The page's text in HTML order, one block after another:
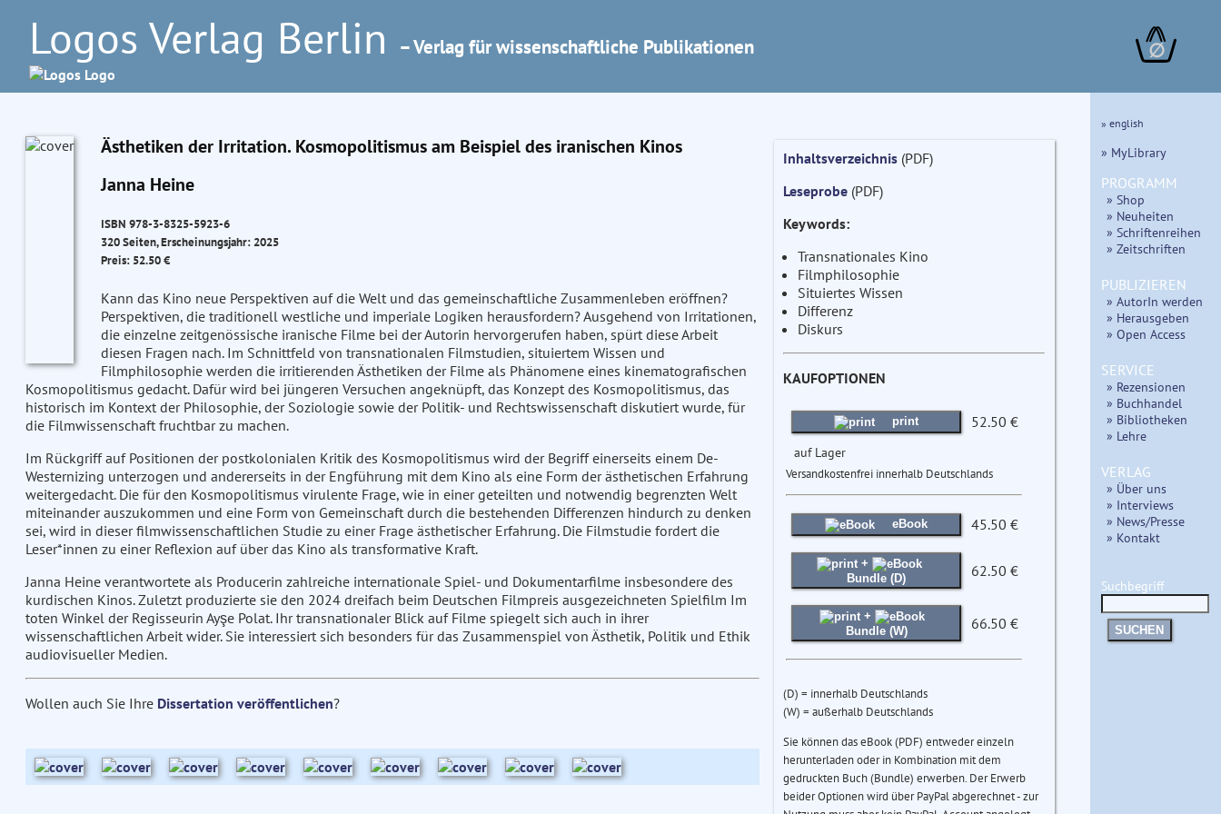
Logos Verlag Berlin – Verlag für wissenschaftliche Publikationen ∅
Ästhetiken der Irritation. Kosmopolitismus am Beispiel des iranischen Kinos
Janna Heine
ISBN 978-3-8325-5923-6
320 Seiten, Erscheinungsjahr: 2025
Preis: 52.50 €
Kann das Kino neue Perspektiven auf die Welt und das gemeinschaftliche Zusammenleben eröffnen?
Perspektiven, die traditionell westliche und imperiale Logiken herausfordern? Ausgehend von Irritationen,
die einzelne zeitgenössische iranische Filme bei der Autorin hervorgerufen haben, spürt diese Arbeit
diesen Fragen nach. Im Schnittfeld von transnationalen Filmstudien, situiertem Wissen und
Filmphilosophie werden die irritierenden Ästhetiken der Filme als Phänomene eines kinematografischen
Kosmopolitismus gedacht. Dafür wird bei jüngeren Versuchen angeknüpft, das Konzept des Kosmopolitismus, das
historisch im Kontext der Philosophie, der Soziologie sowie der Politik- und Rechtswissenschaft diskutiert wurde, für
die Filmwissenschaft fruchtbar zu machen.
Im Rückgriff auf Positionen der postkolonialen Kritik des Kosmopolitismus wird der Begriff einerseits einem De-
Westernizing unterzogen und andererseits in der Engführung mit dem Kino als eine Form der ästhetischen Erfahrung
weitergedacht. Die für den Kosmopolitismus virulente Frage, wie in einer geteilten und notwendig begrenzten Welt
miteinander auszukommen und eine Form von Gemeinschaft durch die bestehenden Differenzen hindurch zu denken
sei, wird in dieser filmwissenschaftlichen Studie zu einer Frage ästhetischer Erfahrung. Die Filmstudie fordert die
Leser*innen zu einer Reflexion auf über das Kino als transformative Kraft.
Janna Heine verantwortete als Producerin zahlreiche internationale Spiel- und Dokumentarfilme insbesondere des
kurdischen Kinos. Zuletzt produzierte sie den 2024 dreifach beim Deutschen Filmpreis ausgezeichneten Spielfilm Im
toten Winkel der Regisseurin Ayşe Polat. Ihr transnationaler Blick auf Filme spiegelt sich auch in ihrer
wissenschaftlichen Arbeit wider. Sie interessiert sich besonders für das Zusammenspiel von Ästhetik, Politik und Ethik
audiovisueller Medien.
Wollen auch Sie Ihre Dissertation veröffentlichen?
Inhaltsverzeichnis(PDF)
Leseprobe(PDF)
Keywords:
Transnationales Kino
Filmphilosophie
Situiertes Wissen
Differenz
Diskurs
KAUFOPTIONEN
print 52.50 €
auf Lager
Versandkostenfrei innerhalb Deutschlands
eBook 45.50 €
+
Bundle (D)
62.50 €
+
Bundle (W)
66.50 €
(D) = innerhalb Deutschlands
(W) = außerhalb Deutschlands
Sie können das eBook (PDF) entweder einzeln
herunterladen oder in Kombination mit dem
gedruckten Buch (Bundle) erwerben. Der Erwerb
beider Optionen wird über PayPal abgerechnet - zur
» english
» MyLibrary
PROGRAMM
» Shop
» Neuheiten
» Schriftenreihen
» Zeitschriften
PUBLIZIEREN
» AutorIn werden
» Herausgeben
» Open Access
SERVICE
» Rezensionen
» Buchhandel
» Bibliotheken
» Lehre
VERLAG
» Über uns
» Interviews
» News/Presse
» Kontakt
Suchbegriff
SUCHEN